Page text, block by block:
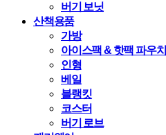
버기 보닛
산책용품
가방
아이스팩 & 핫팩 파우치
인형
베일
블랭킷
코스터
버기 로브